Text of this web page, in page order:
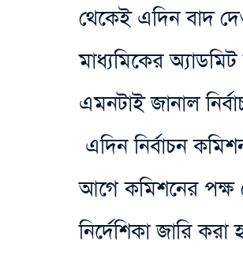
থেকেই এদিন বাদ
মাধ্যমিকের অ্যাডমিট
এমনটাই জানাল
এদিন নির্বাচন
আগে কমিশনের পক্ষ
নির্দেশিকা জারি